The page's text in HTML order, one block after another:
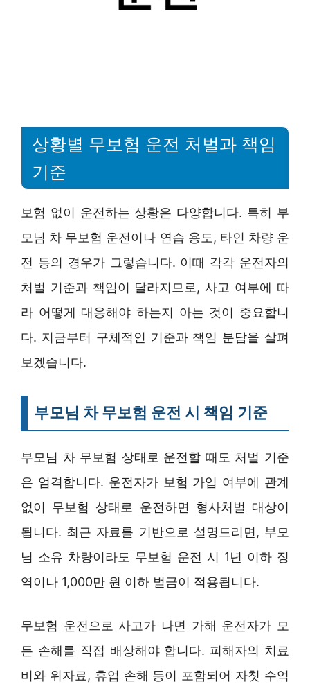
상황별 무보험 운전 처벌과 책임
기준
보험 없이 운전하는 상황은 다양합니다. 특히 부
모님 차 무보험 운전이나 연습 용도, 타인 차량 운
전 등의 경우가 그렇습니다. 이때 각각 운전자의
처벌 기준과 책임이 달라지므로, 사고 여부에 따
라 어떻게 대응해야 하는지 아는 것이 중요합니
다. 지금부터 구체적인 기준과 책임 분담을 살펴
보겠습니다.
부모님 차 무보험 운전 시 책임 기준
부모님 차 무보험 상태로 운전할 때도 처벌 기준
은 엄격합니다. 운전자가 보험 가입 여부에 관계
없이 무보험 상태로 운전하면 형사처벌 대상이
됩니다. 최근 자료를 기반으로 설명드리면, 부모
님 소유 차량이라도 무보험 운전 시 1년 이하 징
역이나 1,000만 원 이하 벌금이 적용됩니다.
무보험 운전으로 사고가 나면 가해 운전자가 모
든 손해를 직접 배상해야 합니다. 피해자의 치료
비와 위자료, 휴업 손해 등이 포함되어 자칫 수억